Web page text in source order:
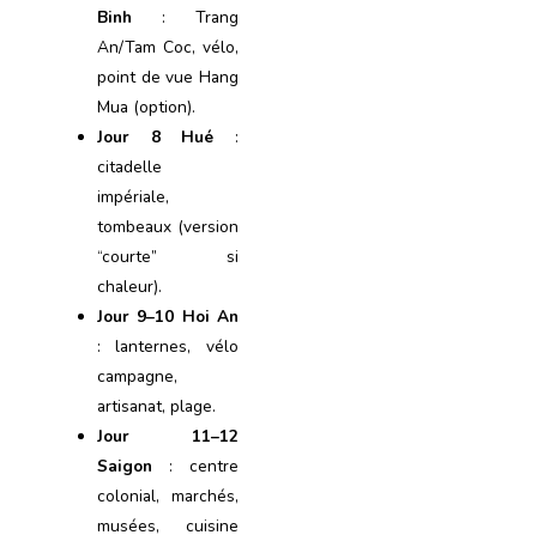
Binh : Trang
An/Tam Coc, vélo,
point de vue Hang
Mua (option).
Jour 8 Hué :
citadelle
impériale,
tombeaux (version
“courte” si
chaleur).
Jour 9–10 Hoi An
: lanternes, vélo
campagne,
artisanat, plage.
Jour 11–12
Saigon : centre
colonial, marchés,
musées, cuisine